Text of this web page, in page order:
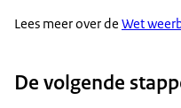
Lees meer over de Wet
De volgende